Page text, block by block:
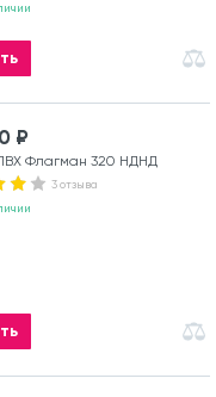
₽
Флагман 320 НДНД
3 отзыва